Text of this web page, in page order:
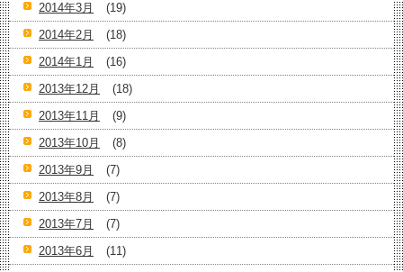
2014年3月
(19)
2014年2月
(18)
2014年1月
(16)
2013年12月
(18)
2013年11月
(9)
2013年10月
(8)
2013年9月
(7)
2013年8月
(7)
2013年7月
(7)
2013年6月
(11)